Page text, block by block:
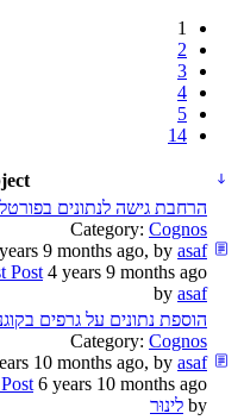
1
2
3
4
5
14
הרחבת גישה לנתונים בפורטל
Category: Cognos
9 months ago, by asaf
Post 4 years 9 months ago
by asaf
הוספת נתונים על גרפים
Category: Cognos
10 months ago, by asaf
6 years 10 months ago
by לינוּר